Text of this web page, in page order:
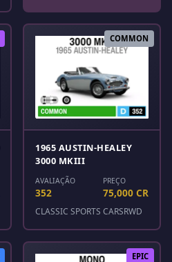
COMMON
1965 AUSTIN-HEALEY
3000 MKIII
AVALIAÇÃO
352
PREÇO
75,000 CR
CLASSIC SPORTS CARSRWD
EPIC